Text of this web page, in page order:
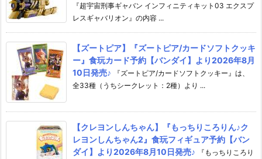
『超宇宙刑事ギャバン インフィニティキット03 エクスプ
レスギャバリオン』の内容 ...
【ズートピア】『ズートピア/カードソフトクッキ
ー』食玩カード予約【バンダイ】より2026年8月
10日発売♪
『ズートピア/カードソフトクッキー』は、
全33種（うちシークレット：2種）より ...
【クレヨンしんちゃん】『もっちりころりん♪ク
レヨンしんちゃん2』食玩フィギュア予約【バン
ダイ】より2026年8月10日発売♪
『もっちりころり